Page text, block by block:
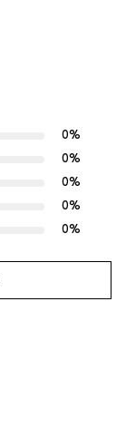
0%
0%
0%
0%
0%